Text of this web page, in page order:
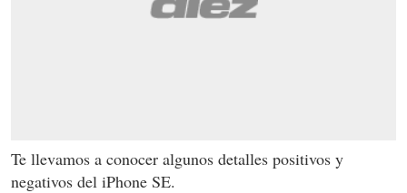
Te llevamos a conocer algunos detalles positivos y
negativos del iPhone SE.